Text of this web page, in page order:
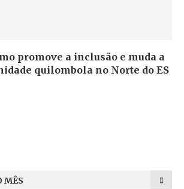
promove a inclusão e muda a
quilombola no Norte do ES
MÊS